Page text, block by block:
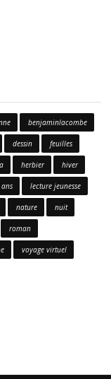
benjaminlacombe
dessin feuilles
herbier hiver
lecture jeunesse
nature nuit
roman
voyage virtuel